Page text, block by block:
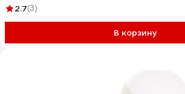
2.7(3)
В корзину